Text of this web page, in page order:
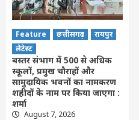
Feature छत्तीसगढ़
रायपुर
लेटेस्ट
बस्तर संभाग में 500 से अधिक
स्कूलों, प्रमुख चौराहों और
सामुदायिक भवनों का नामकरण
शहीदों के नाम पर किया जाएगा :
शर्मा
August 7, 2026